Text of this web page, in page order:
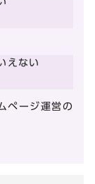
えない
ページ運営の